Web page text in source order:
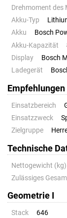
Drehmoment des
Akku-Typ
Akku
Bosch
Akku-Kapazität
Display
Bosch
Ladegerät
Empfehlungen
Einsatzbereich
Einsatzzweck
Zielgruppe
Technische
Nettogewicht (kg)
Zulässiges
Geometrie I
Stack
646